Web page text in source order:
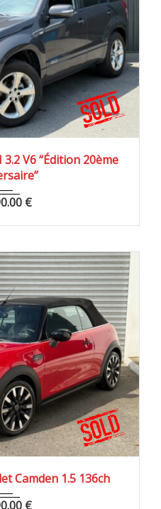
92000 km
V6 “Édition 20ème
€
Camden 1.5 136ch
€